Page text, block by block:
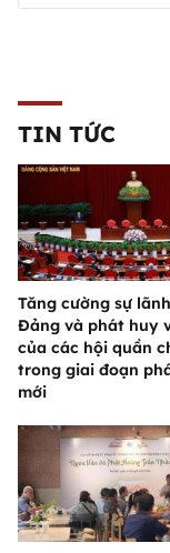
TIN TỨC
Tăng cường sự
Đảng và phát huy
của các hội quần
trong giai đoạn
mới